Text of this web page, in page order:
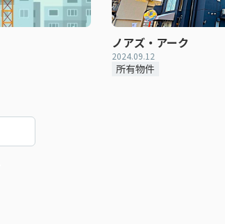
ノアズ・アーク
2024.09.12
所有物件